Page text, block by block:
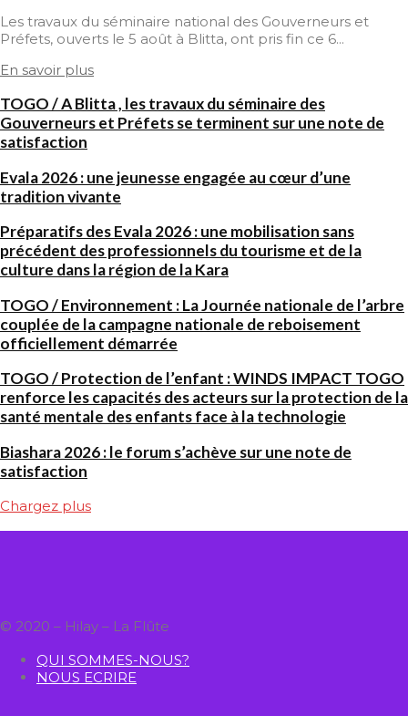
Les travaux du séminaire national des Gouverneurs et
Préfets, ouverts le 5 août à Blitta, ont pris fin ce 6...
En savoir plus
TOGO / A Blitta , les travaux du séminaire des
Gouverneurs et Préfets se terminent sur une note de
satisfaction
Evala 2026 : une jeunesse engagée au cœur d’une
tradition vivante
Préparatifs des Evala 2026 : une mobilisation sans
précédent des professionnels du tourisme et de la
culture dans la région de la Kara
TOGO / Environnement : La Journée nationale de l’arbre
couplée de la campagne nationale de reboisement
officiellement démarrée
TOGO / Protection de l’enfant : WINDS IMPACT TOGO
renforce les capacités des acteurs sur la protection de la
santé mentale des enfants face à la technologie
Biashara 2026 : le forum s’achève sur une note de
satisfaction
Chargez plus
© 2020 – Hilay – La Flûte
QUI SOMMES-NOUS?
NOUS ECRIRE